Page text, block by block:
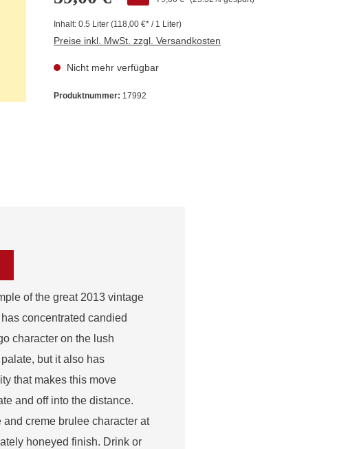
Inhalt: 0.5 Liter (118,00 €* / 1 Liter)
Preise inkl. MwSt. zzgl. Versandkosten
Nicht mehr verfügbar
Produktnummer: 17992
of the great 2013 vintage
concentrated candied
character on the lush
but it also has
that makes this move
and off into the distance.
creme brulee character at
honeyed finish. Drink or